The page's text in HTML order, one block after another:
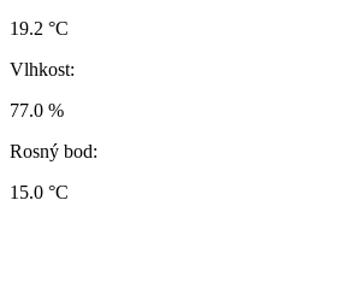
19.2 °C
Vlhkost:
77.0 %
Rosný bod:
15.0 °C